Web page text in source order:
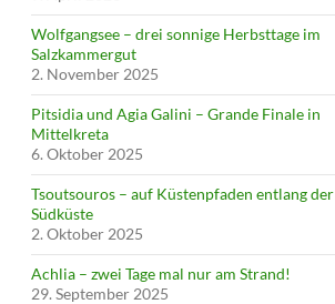
Wolfgangsee – drei sonnige Herbsttage im
Salzkammergut
2. November 2025
Pitsidia und Agia Galini – Grande Finale in
Mittelkreta
6. Oktober 2025
Tsoutsouros – auf Küstenpfaden entlang der
Südküste
2. Oktober 2025
Achlia – zwei Tage mal nur am Strand!
29. September 2025